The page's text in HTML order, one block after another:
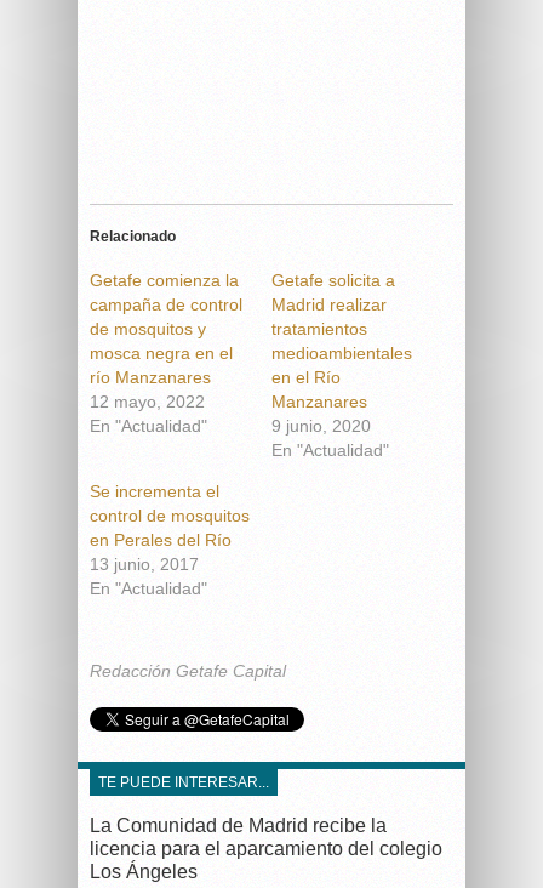
Relacionado
Getafe comienza la
campaña de control
de mosquitos y
mosca negra en el
río Manzanares
12 mayo, 2022
En "Actualidad"
Getafe solicita a
Madrid realizar
tratamientos
medioambientales
en el Río
Manzanares
9 junio, 2020
En "Actualidad"
Se incrementa el
control de mosquitos
en Perales del Río
13 junio, 2017
En "Actualidad"
Redacción Getafe Capital
TE PUEDE INTERESAR...
La Comunidad de Madrid recibe la
licencia para el aparcamiento del colegio
Los Ángeles